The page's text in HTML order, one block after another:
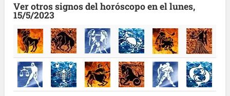
Ver otros signos del horóscopo en el lunes,
15/5/2023